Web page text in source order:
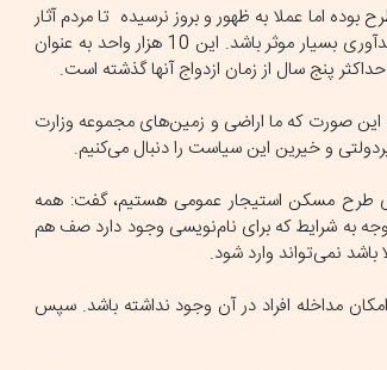
بوده اما عملا به ظهور و بروز نرسیده تا مردم آثار
این کار را ببینند. در حالی که به اعتقاد ما این طرح یکی از موضوعاتی است که می‌تواند در تشویق به ازدواج و فرزندآوری بسیار موثر باشد. این 10 هزار واحد به عنوان
پنج سال از زمان ازدواج آنها گذشته است.
صورت که ما اراضی و زمین‌های مجموعه وزارت
و خیرین این سیاست را دنبال می‌کنیم.
طرح مسکن استیجار عمومی هستیم، گفت: همه
به شرایط که برای نام‌نویسی وجود دارد صف هم
نمی‌تواند وارد شود.
مداخله افراد در آن وجود نداشته باشد. سپس